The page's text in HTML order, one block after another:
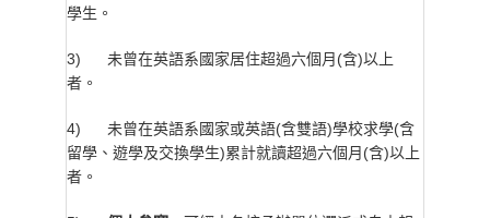
學生。
3) 未曾在英語系國家居住超過六個月(含)以上
者。
4) 未曾在英語系國家或英語(含雙語)學校求學(含
留學、遊學及交換學生)累計就讀超過六個月(含)以上
者。